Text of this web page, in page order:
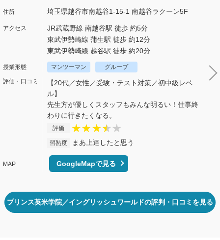
埼玉県越谷市南越谷1-15-1 南越谷ラクーン5F
JR武蔵野線 南越谷駅 徒歩 約5分
東武伊勢崎線 蒲生駅 徒歩 約12分
東武伊勢崎線 越谷駅 徒歩 約20分
マンツーマン グループ
【20代／女性／受験・テスト対策／初中級レベ
ル】
先生方が優しくスタッフもみんな明るい！仕事終
わりに行きたくなる。
評価
習熟度 まあ上達したと思う
GoogleMapで見る
プリンス英米学院／イングリッシュワールドの評判・口コミを見る